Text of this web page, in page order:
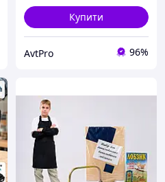
Купити
AvtPro 96%